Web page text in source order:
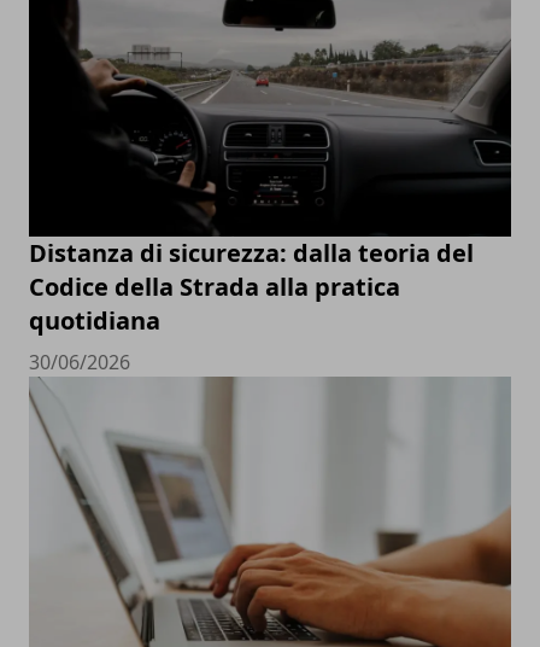
Distanza di sicurezza: dalla teoria del
Codice della Strada alla pratica
quotidiana
30/06/2026